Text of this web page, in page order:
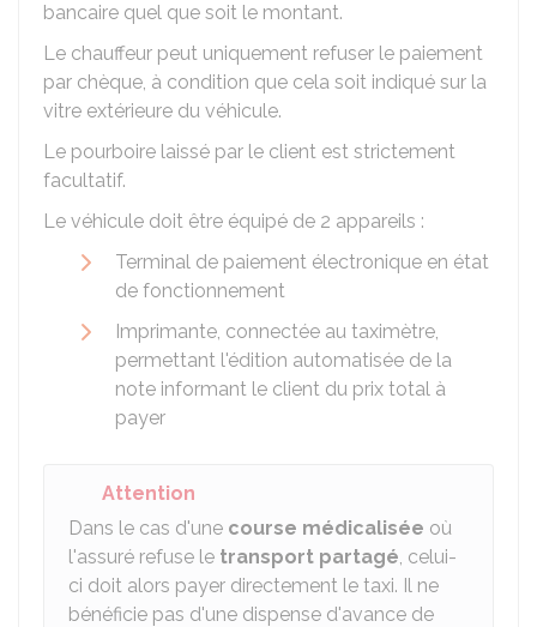
bancaire quel que soit le montant.
Le chauffeur peut uniquement refuser le paiement
par chèque, à condition que cela soit indiqué sur la
vitre extérieure du véhicule.
Le pourboire laissé par le client est strictement
facultatif.
Le véhicule doit être équipé de 2 appareils :
Terminal de paiement électronique en état
de fonctionnement
Imprimante, connectée au taximètre,
permettant l'édition automatisée de la
note informant le client du prix total à
payer
Attention
Dans le cas d'une course médicalisée où
l'assuré refuse le transport partagé, celui-
ci doit alors payer directement le taxi. Il ne
bénéficie pas d'une dispense d'avance de